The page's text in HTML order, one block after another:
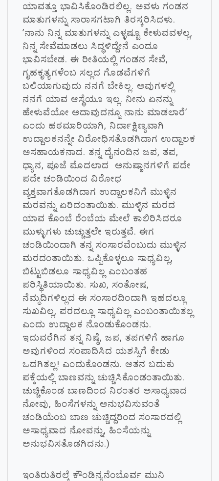
ಯಾವತ್ತೂ ಭಾವಿಸಿಕೊಂಡಿರಲಿಲ್ಲ. ಅವಳು ಗಂಡನ
ಮಾತುಗಳನ್ನು ಸಾರಾಸಗಟಾಗಿ ತಿರಸ್ಕರಿಸಿದಳು.
’ನಾನು ನಿನ್ನ ಮಾತುಗಳನ್ನು ಎಳ್ಳಷ್ಟೂ ಕೇಳುವವಳಲ್ಲ,
ನಿನ್ನ ಸೇವೆಮಾಡಲು ಸಿದ್ಧಳಿದ್ದೇನೆ ಎಂದೂ
ಭಾವಿಸಬೇಡ. ಈ ರೀತಿಯಲ್ಲಿ ಗಂಡನ ಸೇವೆ,
ಗೃಹಕೃತ್ಯಗಳೆಂಬ ಸಲ್ಲದ ಗೊಡವೆಗಳಿಗೆ
ಬಲಿಯಾಗುವುದು ನನಗೆ ಬೇಕಿಲ್ಲ. ಅವುಗಳಲ್ಲಿ
ನನಗೆ ಯಾವ ಆಸ್ಥೆಯೂ ಇಲ್ಲ. ನೀನು ಏನನ್ನು
ಹೇಳುವೆಯೋ ಅದಾವುದನ್ನೂ ನಾನು ಮಾಡಲಾರೆ’
ಎಂದು ಹಠಮಾರಿಯಾಗಿ, ನಿರ್ದಾಕ್ಷಿಣ್ಯವಾಗಿ
ಉದ್ದಾಲಕನನ್ನೇ ವಿರೋಧಿಸತೊಡಗಿದಾಗ ಉದ್ದಾಲಕ
ಅಸಹಾಯಕನಾದ. ತನ್ನ ದೈನಂದಿನ ಜಪ, ತಪ,
ಧ್ಯಾನ, ಪೂಜೆ ಮೊದಲಾದ ಅನುಷ್ಠಾನಗಳಿಗೆ ಪದೇ
ಪದೇ ಚಂಡಿಯಿಂದ ವಿರೋಧ
ವ್ಯಕ್ತವಾಗತೊಡಗಿದಾಗ ಉದ್ದಾಲಕನಿಗೆ ಮುಳ್ಳಿನ
ಮರವನ್ನು ಏರಿದಂತಾಯಿತು. ಮುಳ್ಳಿನ ಮರದ
ಯಾವ ಕೊಂಬೆ ರೆಂಬೆಯ ಮೇಲೆ ಕಾಲಿರಿಸಿದರೂ
ಮುಳ್ಳುಗಳು ಚುಚ್ಚುತ್ತಲೇ ಇರುತ್ತವೆ. ಈಗ
ಚಂಡಿಯಿಂದಾಗಿ ತನ್ನ ಸಂಸಾರವೆಂಬುದು ಮುಳ್ಳಿನ
ಮರದಂತಾಯಿತು. ಒಪ್ಪಿಕೊಳ್ಳಲೂ ಸಾಧ್ಯವಿಲ್ಲ,
ಬಿಟ್ಟುಬಿಡಲೂ ಸಾಧ್ಯವಿಲ್ಲ ಎಂಬಂತಹ
ಪರಿಸ್ಥಿತಿಯಾಯಿತು. ಸುಖ, ಸಂತೋಷ,
ನೆಮ್ಮದಿಗಳಿಲ್ಲದ ಈ ಸಂಸಾರದಿಂದಾಗಿ ಇಹದಲ್ಲೂ
ಸುಖವಿಲ್ಲ, ಪರದಲ್ಲೂ ಸಾಧ್ಯವಿಲ್ಲ ಎಂಬಂತಾಯಿತಲ್ಲ
ಎಂದು ಉದ್ದಾಲಕ ನೊಂಡುಕೊಂಡನು.
ಇದುವರೆಗಿನ ತನ್ನ ನಿಷ್ಠೆ, ಜಪ, ತಪಗಳಿಗೆ ಹಾಗೂ
ಅವುಗಳಿಂದ ಸಂಪಾದಿಸಿದ ಯಶಸ್ಸಿಗೆ ಕೇಡು
ಒದಗಿತಲ್ಲ! ಎಂದುಕೊಂಡನು. ಆತನ ಬದುಕು
ಪಕ್ಕೆಯಲ್ಲಿ ಬಾಣವನ್ನು ಚುಚ್ಚಿಸಿಕೊಂಡಂತಾಯಿತು.
ಚುಚ್ಚಿಕೊಂಡ ಬಾಣದಿಂದ ನಿರಂತರ ಅಸಾಧ್ಯವಾದ
ನೋವು, ಹಿಂಸೆಗಳನ್ನು ಅನುಭವಿಸುವಂತೆ
ಚಂಡಿಯೆಂಬ ಬಾಣ ಚುಚ್ಚಿದ್ದರಿಂದ ಸಂಸಾರದಲ್ಲಿ
ಅಸಾಧ್ಯವಾದ ನೋವನ್ನು, ಹಿಂಸೆಯನ್ನು
ಅನುಭವಿಸತೊಡಗಿದನು.)
ಇಂತಿರುತಿರಲ್ಕೆ ಕೌಂಡಿನ್ಯನೆಂಬೊರ್ವ ಮುನಿ